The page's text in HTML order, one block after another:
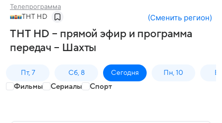
Телепрограмма
ТНТ HD (Сменить регион)
ТНТ HD – прямой эфир и программа
передач – Шахты
Пт, 7 Сб, 8 Сегодня Пн, 10
Фильмы Сериалы Спорт